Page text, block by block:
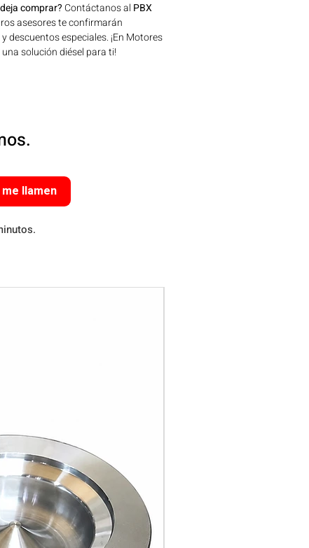
comprar? Contáctanos al PBX
asesores te confirmarán
descuentos especiales. ¡En Motores
solución diésel para ti!
llamen